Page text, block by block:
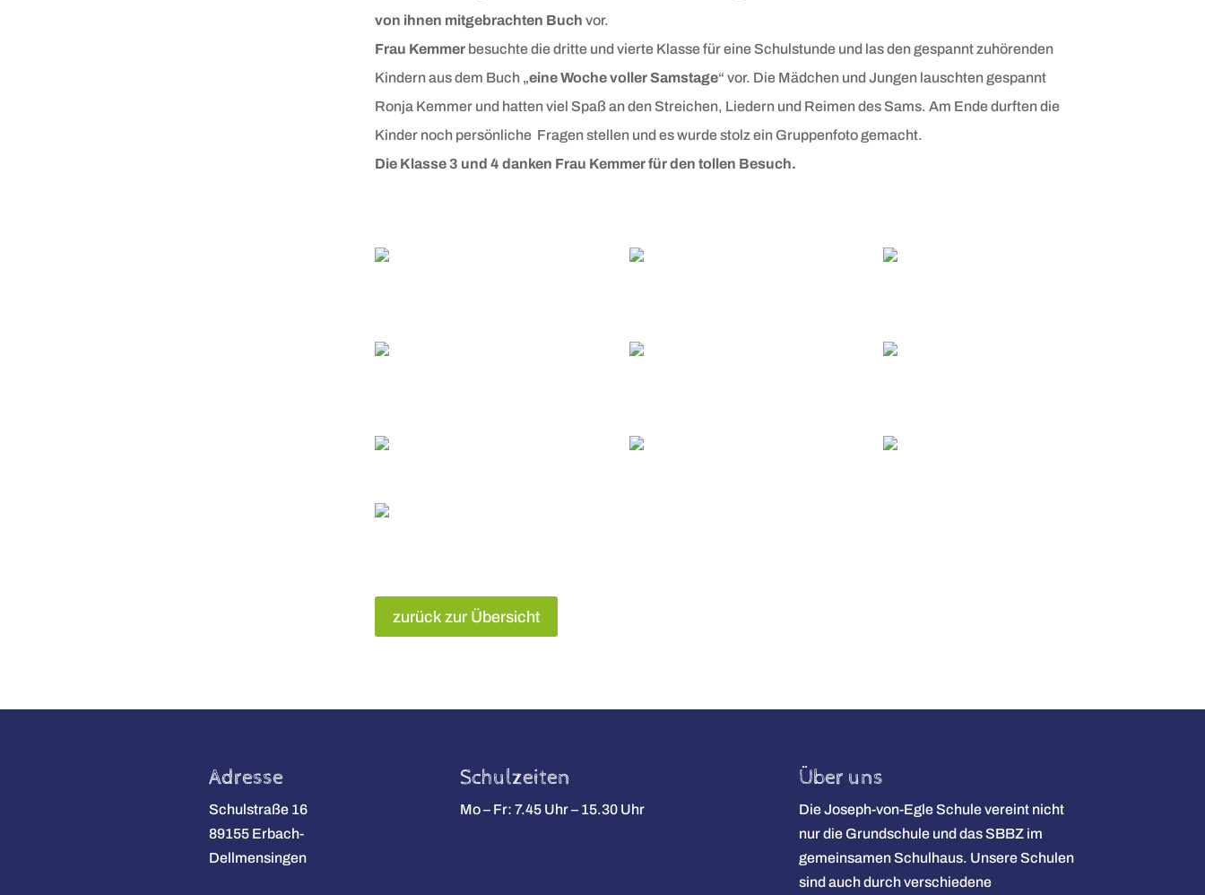
von ihnen mitgebrachten Buch vor.
Frau Kemmerbesuchte die dritte und vierte Klasse für eine Schulstunde und las den gespannt zuhörenden
Kindern aus dem Buch „eine Woche voller Samstage“ vor. Die Mädchen und Jungen lauschten gespannt
Ronja Kemmer und hatten viel Spaß an den Streichen, Liedern und Reimen des Sams. Am Ende durften die
Kinder noch persönliche Fragen stellen und es wurde stolz ein Gruppenfoto gemacht.
Die Klasse 3 und 4 danken Frau Kemmer für den tollen Besuch.
zurück zur Übersicht
Adresse
Schulstraße 16
89155 Erbach-
Dellmensingen
Schulzeiten
Mo – Fr: 7.45 Uhr – 15.30 Uhr
Über uns
Die Joseph-von-Egle Schule vereint nicht
nur die Grundschule und das SBBZ im
gemeinsamen Schulhaus. Unsere Schulen
sind auch durch verschiedene